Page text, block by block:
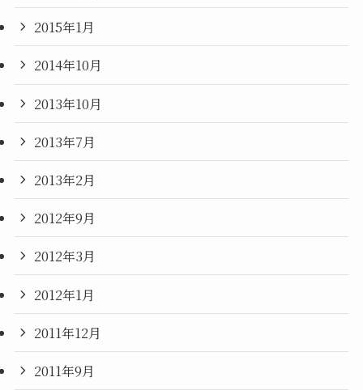
2015年1月
2014年10月
2013年10月
2013年7月
2013年2月
2012年9月
2012年3月
2012年1月
2011年12月
2011年9月